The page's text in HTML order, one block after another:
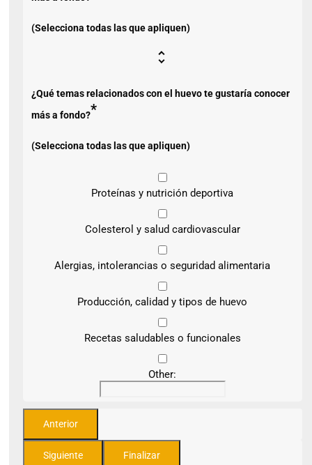
(Selecciona todas las que apliquen)
¿Qué temas relacionados con el huevo te gustaría conocer
más a fondo?*
(Selecciona todas las que apliquen)
Proteínas y nutrición deportiva
Colesterol y salud cardiovascular
Alergias, intolerancias o seguridad alimentaria
Producción, calidad y tipos de huevo
Recetas saludables o funcionales
Other: